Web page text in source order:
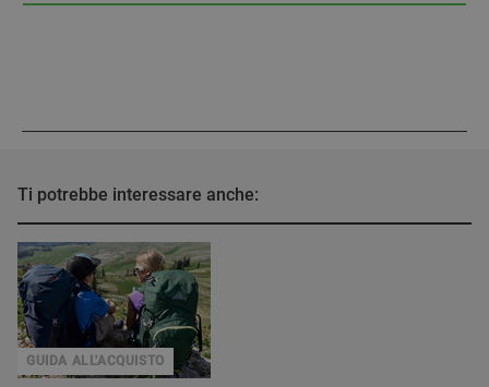
Ti potrebbe interessare anche:
GUIDA ALL'ACQUISTO